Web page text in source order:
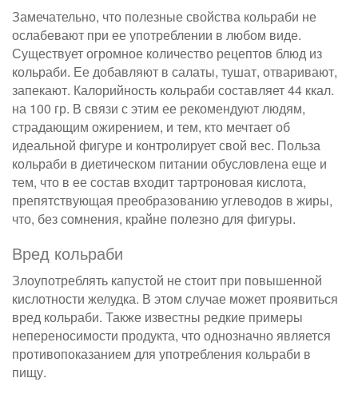
Замечательно, что полезные свойства кольраби не
ослабевают при ее употреблении в любом виде.
Существует огромное количество рецептов блюд из
кольраби. Ее добавляют в салаты, тушат, отваривают,
запекают. Калорийность кольраби составляет 44 ккал.
на 100 гр. В связи с этим ее рекомендуют людям,
страдающим ожирением, и тем, кто мечтает об
идеальной фигуре и контролирует свой вес. Польза
кольраби в диетическом питании обусловлена еще и
тем, что в ее состав входит тартроновая кислота,
препятствующая преобразованию углеводов в жиры,
что, без сомнения, крайне полезно для фигуры.
Вред кольраби
Злоупотреблять капустой не стоит при повышенной
кислотности желудка. В этом случае может проявиться
вред кольраби. Также известны редкие примеры
непереносимости продукта, что однозначно является
противопоказанием для употребления кольраби в
пищу.